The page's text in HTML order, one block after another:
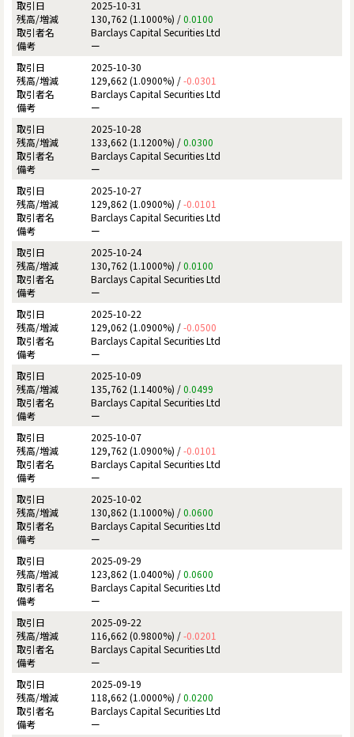
2025-10-31
130,762 (1.1000%) /0.0100
Barclays Capital Securities Ltd
ー
2025-10-30
129,662 (1.0900%) /-0.0301
Barclays Capital Securities Ltd
ー
2025-10-28
133,662 (1.1200%) /0.0300
Barclays Capital Securities Ltd
ー
2025-10-27
129,862 (1.0900%) /-0.0101
Barclays Capital Securities Ltd
ー
2025-10-24
130,762 (1.1000%) /0.0100
Barclays Capital Securities Ltd
ー
2025-10-22
129,062 (1.0900%) /-0.0500
Barclays Capital Securities Ltd
ー
2025-10-09
135,762 (1.1400%) /0.0499
Barclays Capital Securities Ltd
ー
2025-10-07
129,762 (1.0900%) /-0.0101
Barclays Capital Securities Ltd
ー
2025-10-02
130,862 (1.1000%) /0.0600
Barclays Capital Securities Ltd
ー
2025-09-29
123,862 (1.0400%) /0.0600
Barclays Capital Securities Ltd
ー
2025-09-22
116,662 (0.9800%) /-0.0201
Barclays Capital Securities Ltd
ー
2025-09-19
118,662 (1.0000%) /0.0200
Barclays Capital Securities Ltd
ー